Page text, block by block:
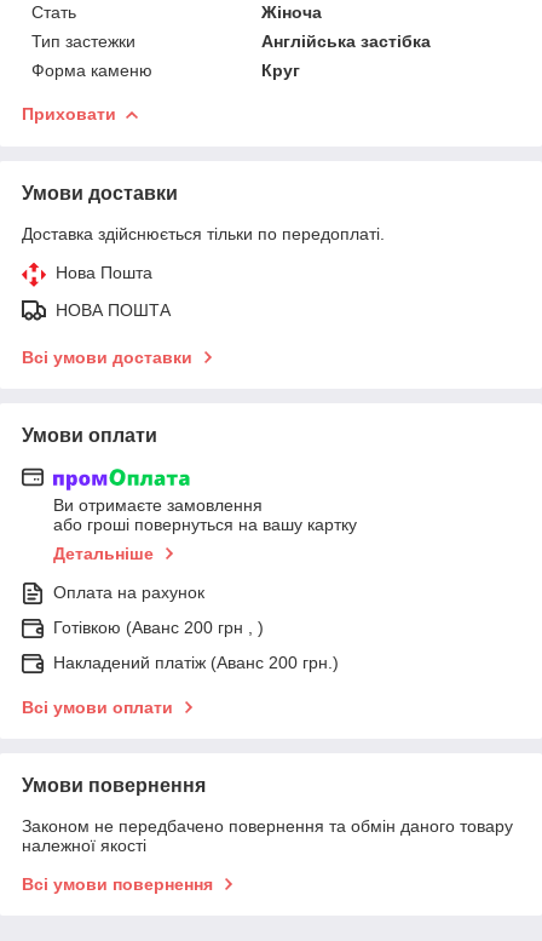
Стать
Жіноча
Тип застежки
Англійська застібка
Форма каменю
Круг
Приховати
Умови доставки
Доставка здійснюється тільки по передоплаті.
Нова Пошта
НОВА ПОШТА
Всі умови доставки
Умови оплати
Ви отримаєте замовлення
або гроші повернуться на вашу картку
Детальніше
Оплата на рахунок
Готівкою (Аванс 200 грн , )
Накладений платіж (Аванс 200 грн.)
Всі умови оплати
Умови повернення
Законом не передбачено повернення та обмін даного товару
належної якості
Всі умови повернення